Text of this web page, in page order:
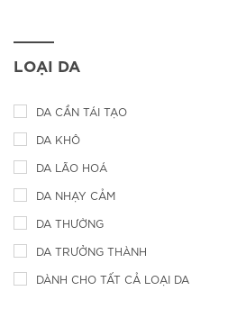
LOẠI DA
DA CẦN TÁI TẠO
DA KHÔ
DA LÃO HOÁ
DA NHẠY CẢM
DA THƯỜNG
DA TRƯỞNG THÀNH
DÀNH CHO TẤT CẢ LOẠI DA